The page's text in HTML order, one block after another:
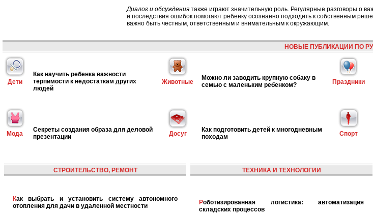
Диалог и обсуждения также играют значительную роль. Регулярные разговоры о
и последствия ошибок помогают ребенку осознанно подходить к собственным
важно быть честным, ответственным и внимательным к окружающим.
НОВЫЕ ПУБЛИКАЦИИ ПО
Дети
Как научить ребенка важности
терпимости к недостаткам других
людей
Животные
Можно ли заводить крупную собаку в
семью с маленьким ребенком?
Праздники
Мода
Секреты создания образа для деловой
презентации
Досуг
Как подготовить детей к многодневным
походам
Спорт
СТРОИТЕЛЬСТВО, РЕМОНТ
Как выбрать и установить систему автономного
отопления для дачи в удаленной местности
ТЕХНИКА И ТЕХНОЛОГИИ
Роботизированная логистика: автоматизация
складских процессов